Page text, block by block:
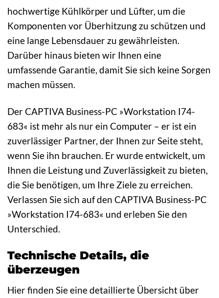
hochwertige Kühlkörper und Lüfter, um die
Komponenten vor Überhitzung zu schützen und
eine lange Lebensdauer zu gewährleisten.
Darüber hinaus bieten wir Ihnen eine
umfassende Garantie, damit Sie sich keine Sorgen
machen müssen.
Der CAPTIVA Business-PC »Workstation I74-
683« ist mehr als nur ein Computer – er ist ein
zuverlässiger Partner, der Ihnen zur Seite steht,
wenn Sie ihn brauchen. Er wurde entwickelt, um
Ihnen die Leistung und Zuverlässigkeit zu bieten,
die Sie benötigen, um Ihre Ziele zu erreichen.
Verlassen Sie sich auf den CAPTIVA Business-PC
»Workstation I74-683« und erleben Sie den
Unterschied.
Technische Details, die
überzeugen
Hier finden Sie eine detaillierte Übersicht über